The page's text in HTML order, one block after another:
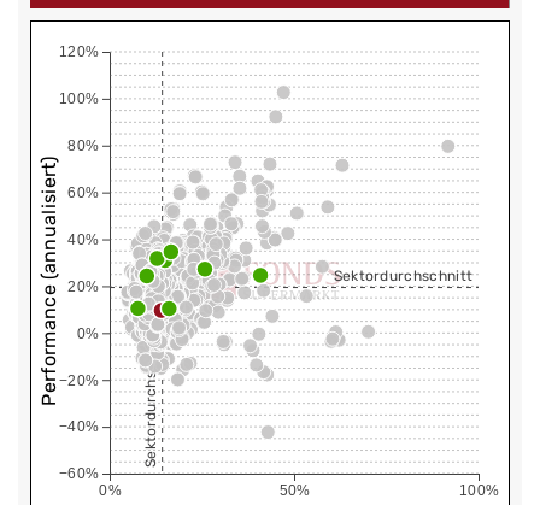
0% 50% 100%
−60%
−40%
−20%
0%
20%
40%
60%
80%
100%
120%
Sektordurchschnitt
Sektordurchschnitt
Performance (annualisiert)